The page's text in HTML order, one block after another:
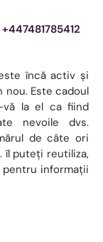
încă activ și
Este cadoul
vă la el ca fiind
nevoile dvs.
de câte ori
îl puteți reutiliza,
informații